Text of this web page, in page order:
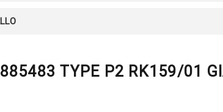
TYPE P2 RK159/01